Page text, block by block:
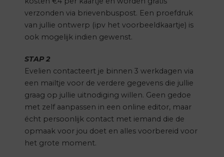
verzonden via brievenbuspost. Een proefdruk
van jullie ontwerp (ipv het voorbeeldkaartje) is
ook mogelijk indien gewenst.
STAP 2
Evelien contacteert je binnen 3 werkdagen via
een mailtje voor de verdere gegevens die jullie
graag op jullie uitnodiging willen. Geen gedoe
met zelf aanpassen in een online editor, maar
écht persoonlijk contact met iemand die de
opmaak voor jou doet en alles voorbereid voor
het grote moment.